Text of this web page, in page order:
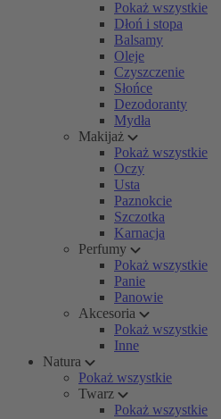
Pokaż wszystkie
Dłoń i stopa
Balsamy
Oleje
Czyszczenie
Słońce
Dezodoranty
Mydła
Makijaż
Pokaż wszystkie
Oczy
Usta
Paznokcie
Szczotka
Karnacja
Perfumy
Pokaż wszystkie
Panie
Panowie
Akcesoria
Pokaż wszystkie
Inne
Natura
Pokaż wszystkie
Twarz
Pokaż wszystkie